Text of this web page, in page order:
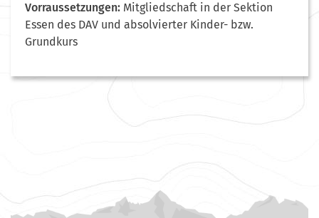
Vorraussetzungen: Mitgliedschaft in der Sektion
Essen des DAV und absolvierter Kinder- bzw.
Grundkurs